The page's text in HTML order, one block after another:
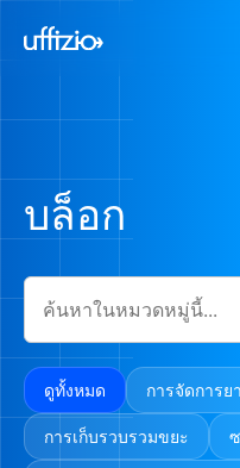
บล็อก
ดูทั้งหมด การจัดการ
การเก็บรวบรวมขยะ